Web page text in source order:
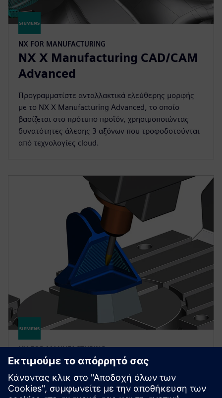
NX FOR MANUFACTURING
NX X Manufacturing CAD/CAM
Advanced
Προγραμματίστε ανταλλακτικά ελεύθερης μορφής
με το NX X Manufacturing Advanced, το οποίο
βασίζεται στο πρότυπο προϊόν, χρησιμοποιώντας
δυνατότητες άλεσης 3 αξόνων που τροφοδοτούνται
από τεχνολογίες cloud.
NX FOR MANUFACTURING
NX X Manufacturing CAD/CAM
Premium